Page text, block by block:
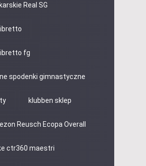
Real SG
fg
spodenki gimnastyczne
klubben sklep
Reusch Ecopa Overall
ctr360 maestri